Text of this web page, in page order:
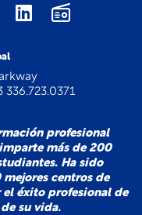
profesional
más de 200
Ha sido
centros de
éxito profesional de
su vida.